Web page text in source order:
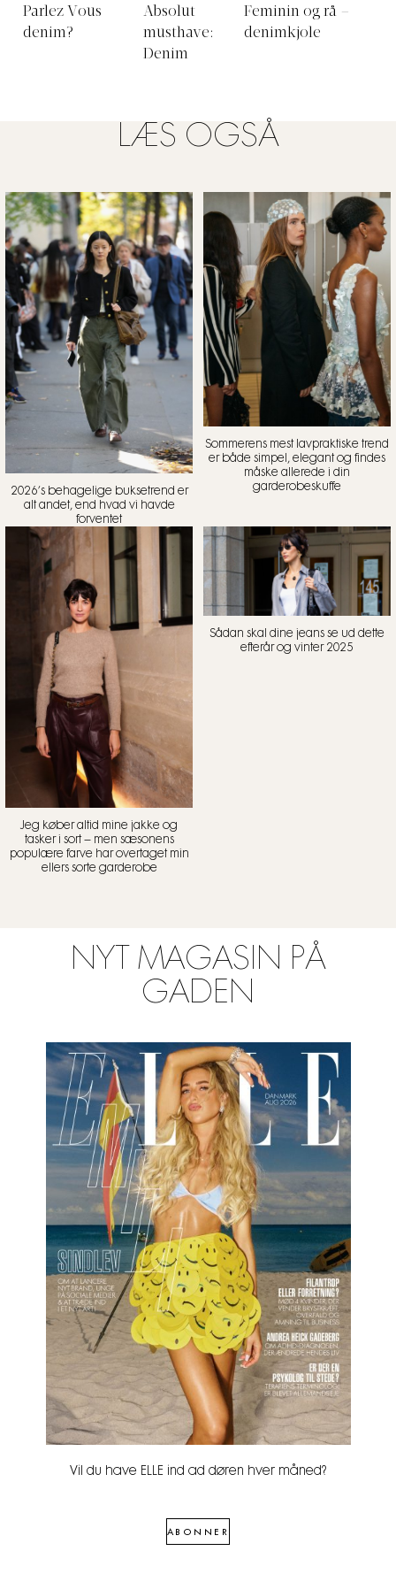
Parlez Vous
denim?
Absolut
musthave:
Denim
Feminin og rå –
denimkjole
LÆS OGSÅ
2026’s behagelige buksetrend er
alt andet, end hvad vi havde
forventet
Sommerens mest lavpraktiske trend
er både simpel, elegant og findes
måske allerede i din
garderobeskuffe
Jeg køber altid mine jakke og
tasker i sort – men sæsonens
populære farve har overtaget min
ellers sorte garderobe
Sådan skal dine jeans se ud dette
efterår og vinter 2025
NYT MAGASIN PÅ
GADEN
Vil du have ELLE ind ad døren hver måned?
ABONNER